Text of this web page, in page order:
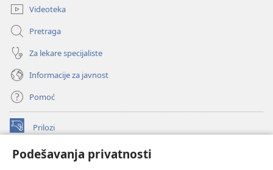
Podešavanja privatnosti
Videoteka
Pretraga
Za lekare specijaliste
Informacije za javnost
Pomoć
Prilozi
(otvara
prozor)ONLAJN BIBLIOTEKA Watchtower